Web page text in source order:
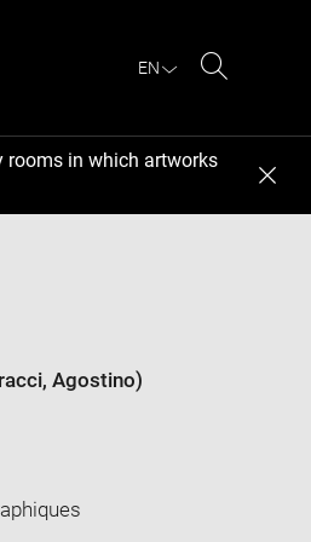
EN
rooms in which artworks
Agostino)